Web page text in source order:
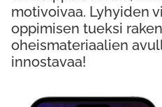
motivoivaa. Lyhyiden
oppimisen tueksi
oheismateriaalien
innostavaa!